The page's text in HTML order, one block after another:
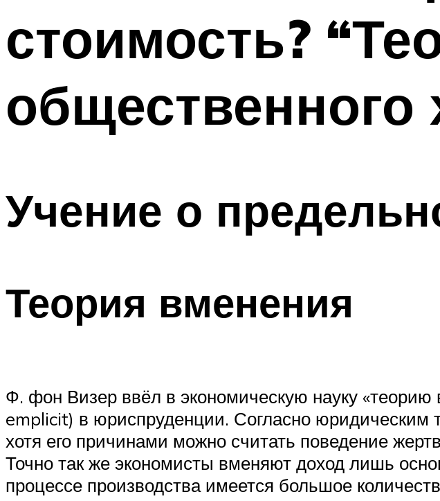
стоимость?
общественного
Учение о
Теория вменения
Ф. фон Визер ввёл в экономическую науку
emplicit) в юриспруденции. Согласно юридическим
хотя его причинами можно считать поведение
Точно так же экономисты вменяют доход лишь
процессе производства имеется большое